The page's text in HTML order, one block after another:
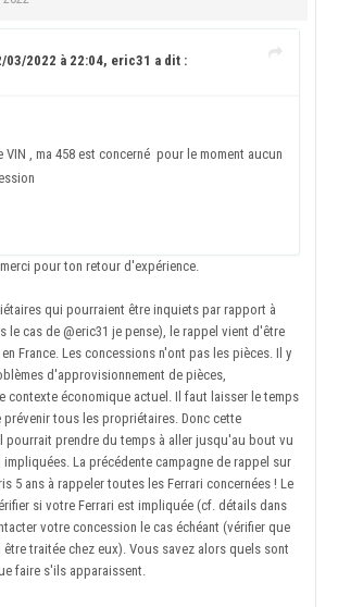
03/2022 à 22:04, eric31 a dit :
VIN , ma 458 est concerné pour le moment aucun
pour ton retour d'expérience.
qui pourraient être inquiets par rapport à
le cas de @eric31 je pense), le rappel vient d'être
France. Les concessions n'ont pas les pièces. Il y
d'approvisionnement de pièces,
contexte économique actuel. Il faut laisser le temps
prévenir tous les propriétaires. Donc cette
pourrait prendre du temps à aller jusqu'au bout vu
impliquées. La précédente campagne de rappel sur
5 ans à rappeler toutes les Ferrari concernées ! Le
si votre Ferrari est impliquée (cf. détails dans
votre concession le cas échéant (vérifier que
être traitée chez eux). Vous savez alors quels sont
faire s'ils apparaissent.